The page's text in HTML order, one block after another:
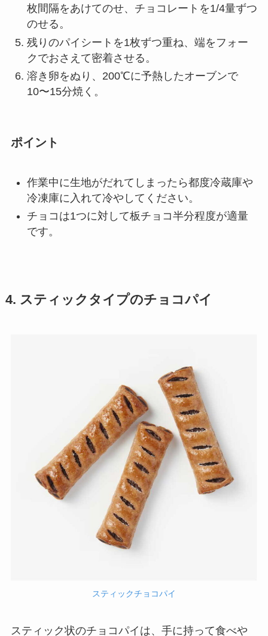
枚間隔をあけてのせ、チョコレートを1/4量ずつ
のせる。
残りのパイシートを1枚ずつ重ね、端をフォー
クでおさえて密着させる。
溶き卵をぬり、200℃に予熱したオーブンで
10〜15分焼く。
ポイント
作業中に生地がだれてしまったら都度冷蔵庫や
冷凍庫に入れて冷やしてください。
チョコは1つに対して板チョコ半分程度が適量
です。
4. スティックタイプのチョコパイ
スティックチョコパイ
スティック状のチョコパイは、手に持って食べや